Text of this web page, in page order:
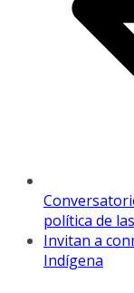
política de
Invitan a
Indígena